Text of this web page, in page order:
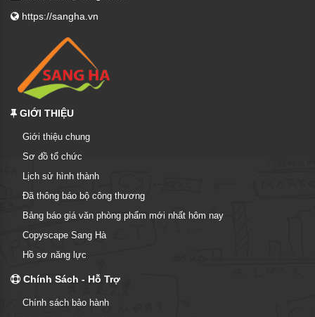
https://sangha.vn
GIỚI THIỆU
Giới thiệu chung
Sơ đồ tổ chức
Lịch sử hình thành
Đã thông báo bộ công thương
Bảng báo giá văn phòng phẩm mới nhất hôm nay
Copyscape Sang Hà
Hồ sơ năng lực
Chính Sách - Hỗ Trợ
Chính sách bảo hành